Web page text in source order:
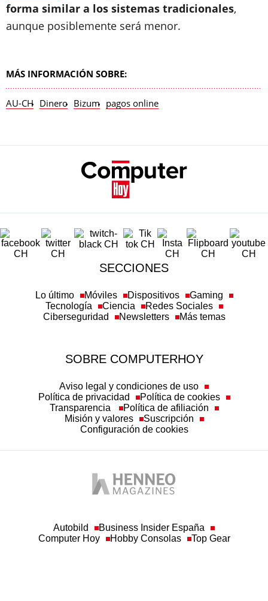
forma similar a los sistemas tradicionales,
aunque posiblemente será menor.
MÁS INFORMACIÓN SOBRE:
AU-CH Dinero Bizum pagos online
SECCIONES
Lo último Móviles Dispositivos
Gaming
Tecnología
Ciencia
Redes Sociales
Ciberseguridad
Newsletters Más temas
SOBRE COMPUTERHOY
Aviso legal y condiciones de uso
Política de privacidad
Política de cookies
Transparencia
Política de afiliación
Misión y valores
Suscripción
Configuración de cookies
Autobild
Business Insider España
Computer Hoy
Hobby Consolas Top Gear